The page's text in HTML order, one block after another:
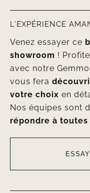
L'EXPÉRIENCE
Venez essayer ce
showroom !
avec notre
vous fera
votre choix en
Nos équipes sont
répondre à toutes